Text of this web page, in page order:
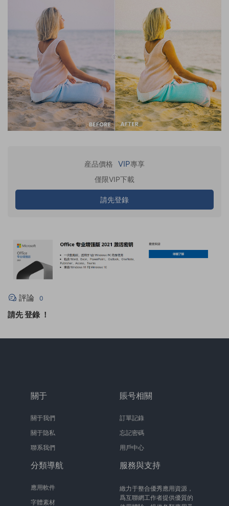
産品價格 VIP專享
僅限VIP下載
請先登錄
評論 0
請先登錄 ！
關于
關于我們
關于隐私
聯系我們
賬号相關
訂單記錄
忘記密碼
用戶中心
分類導航
應用軟件
字體素材
服務與支持
緻力于整合優秀應用資源，
爲互聯網工作者提供優質的